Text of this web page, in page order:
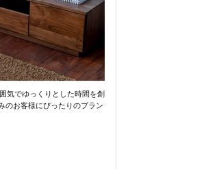
気でゆっくりとした時間を創
のお客様にぴったりのブラン